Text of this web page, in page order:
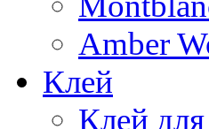
Amber
Клей
Клей для